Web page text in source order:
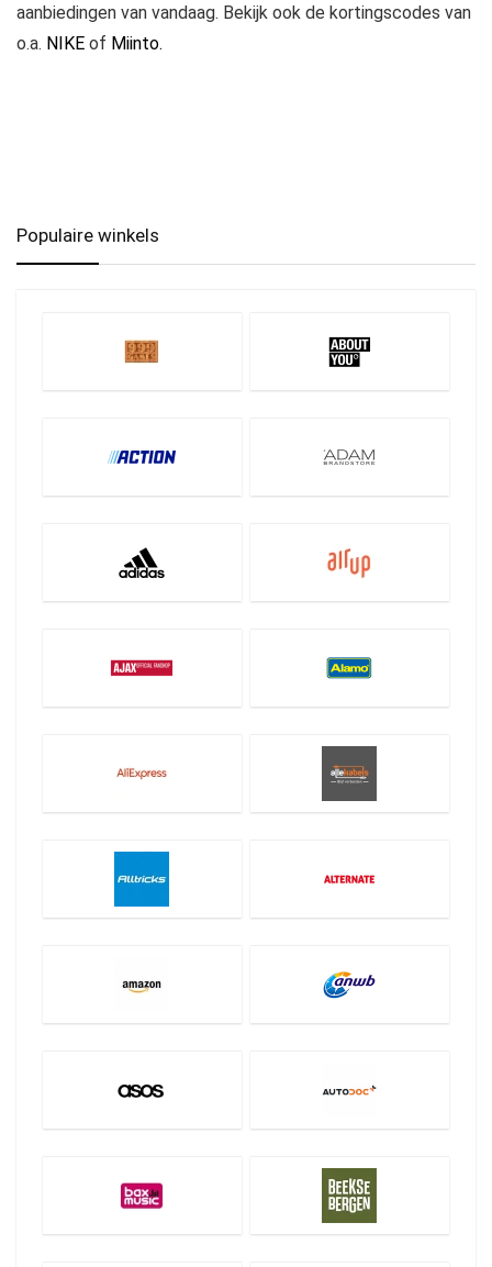
aanbiedingen van vandaag. Bekijk ook de kortingscodes van
o.a. NIKE of Miinto.
Populaire winkels